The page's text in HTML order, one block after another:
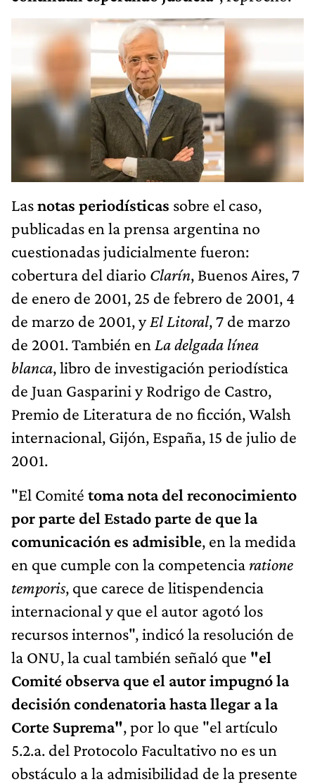
Lasnotas periodísticas sobre el caso,
publicadas en la prensa argentina no
cuestionadas judicialmente fueron:
cobertura del diario Clarín, Buenos Aires, 7
de enero de 2001, 25 de febrero de 2001, 4
de marzo de 2001, yEl Litoral, 7 de marzo
de 2001. También en La delgada línea
blanca, libro de investigación periodística
de Juan Gasparini y Rodrigo de Castro,
Premio de Literatura de no ficción, Walsh
internacional, Gijón, España, 15 de julio de
2001.
"El Comité toma nota del reconocimiento
por parte del Estado parte de que la
comunicación es admisible, en la medida
en que cumple con la competenciaratione
temporis, que carece de litispendencia
internacional y que el autor agotó los
recursos internos", indicó la resolución de
la ONU, la cual también señaló que "el
Comité observa que el autor impugnó la
decisión condenatoria hasta llegar a la
Corte Suprema", por lo que "el artículo
5.2.a. del Protocolo Facultativo no es un
obstáculo a la admisibilidad de la presente